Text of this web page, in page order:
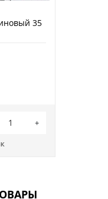
35